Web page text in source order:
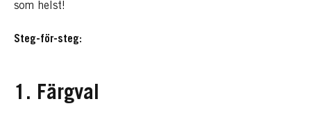
som helst!
Steg-för-steg:
1. Färgval